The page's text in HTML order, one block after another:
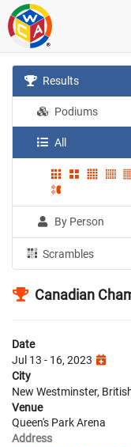
Results
Podiums
All
By Person
Scrambles
Canadian
Date
Jul 13 - 16, 2023
City
New Westminster,
Venue
Queen's Park Arena
Address